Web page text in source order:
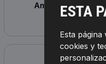
ESTA
Esta
cookies y
Amortiguadores